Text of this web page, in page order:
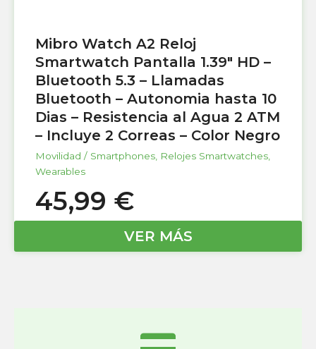
Mibro Watch A2 Reloj
Smartwatch Pantalla 1.39″ HD –
Bluetooth 5.3 – Llamadas
Bluetooth – Autonomia hasta 10
Dias – Resistencia al Agua 2 ATM
– Incluye 2 Correas – Color Negro
Movilidad / Smartphones Relojes Smartwatches
Wearables
45,99 €
VER MÁS